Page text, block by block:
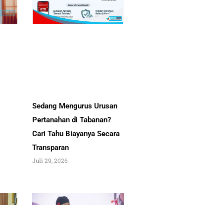
Sedang Mengurus Urusan
Pertanahan di Tabanan?
Cari Tahu Biayanya Secara
Transparan
Juli 29, 2026